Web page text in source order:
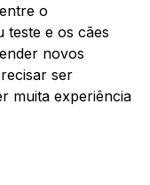
o
teste e os cães
novos
ser
muita experiência